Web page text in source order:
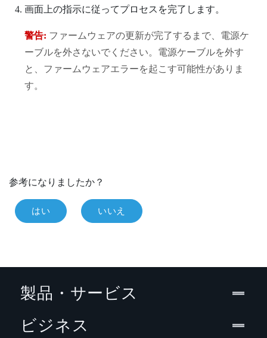
画面上の指示に従ってプロセスを完了します。
警告: ファームウェアの更新が完了するまで、電源ケ
ーブルを外さないでください。電源ケーブルを外す
と、ファームウェアエラーを起こす可能性がありま
す。
参考になりましたか？
はい いいえ
製品・サービス
ビジネス